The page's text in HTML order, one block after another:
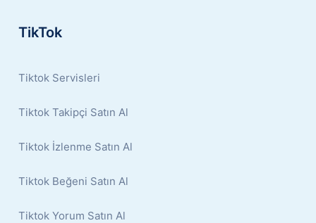
TikTok
Tiktok Servisleri
Tiktok Takipçi Satın Al
Tiktok İzlenme Satın Al
Tiktok Beğeni Satın Al
Tiktok Yorum Satın Al